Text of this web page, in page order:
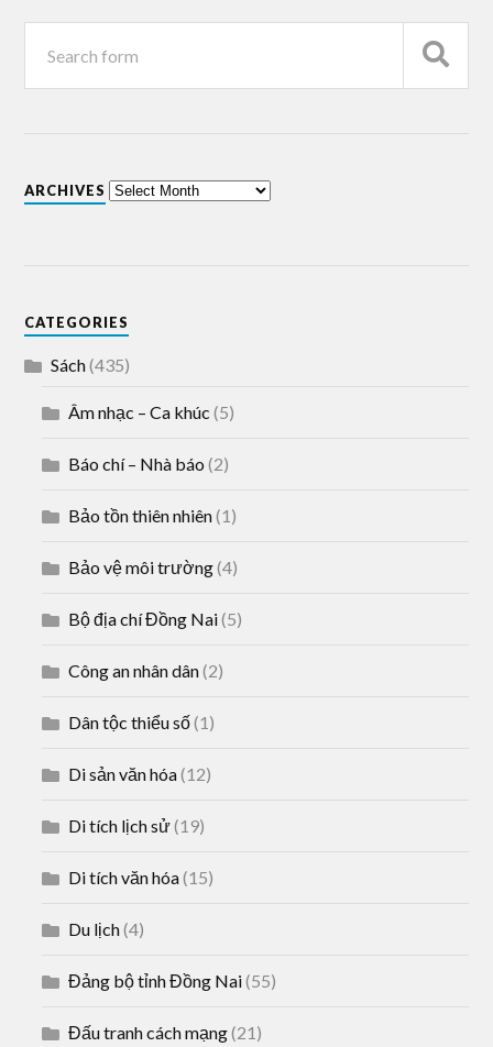
ARCHIVES
CATEGORIES
Sách(435)
Âm nhạc – Ca khúc (5)
Báo chí – Nhà báo (2)
Bảo tồn thiên nhiên(1)
Bảo vệ môi trường(4)
Bộ địa chí Đồng Nai(5)
Công an nhân dân(2)
Dân tộc thiểu số(1)
Di sản văn hóa(12)
Di tích lịch sử(19)
Di tích văn hóa(15)
Du lịch(4)
Đảng bộ tỉnh Đồng Nai(55)
Đấu tranh cách mạng(21)